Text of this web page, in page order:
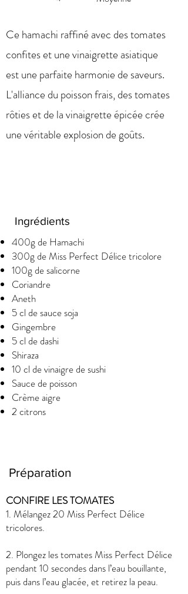
Ce hamachi raffiné avec des tomates
confites et une vinaigrette asiatique
est une parfaite harmonie de saveurs.
L'alliance du poisson frais, des tomates
rôties et de la vinaigrette épicée crée
une véritable explosion de goûts.
Ingrédients
400g de Hamachi
300g de Miss Perfect Délice tricolore
100g de salicorne
Coriandre
Aneth
5 cl de sauce soja
Gingembre
5 cl de dashi
Shiraza
10 cl de vinaigre de sushi
Sauce de poisson
Crème aigre
2 citrons
Préparation
CONFIRE LES TOMATES
1. Mélangez 20 Miss Perfect Délice
tricolores.
2. Plongez les tomates Miss Perfect Délice
pendant 10 secondes dans l’eau bouillante,
puis dans l’eau glacée, et retirez la peau.